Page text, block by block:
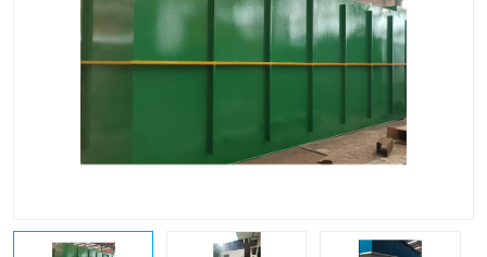
诊所门诊污水处理设备 臭氧消毒设备
养殖污水处理设备 屠宰污水处理设备
食品制造业污水处理设备
医院辐射污水衰变池